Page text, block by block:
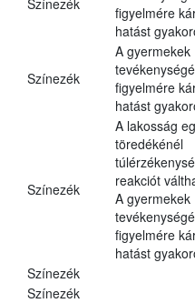
figyelmére
hatást
Színezék
A gyermekek
figyelmére
hatást
Színezék
A lakosság
töredékénél
reakciót
A gyermekek
figyelmére
hatást
Színezék
Színezék